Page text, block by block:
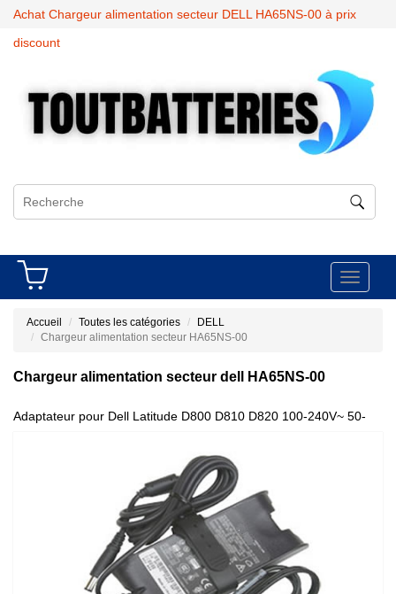
Achat Chargeur alimentation secteur DELL HA65NS-00 à prix
discount
Toggle
Accueil Toutes les catégories
DELL
Chargeur alimentation secteur HA65NS-00
Chargeur alimentation secteur dell HA65NS-00
Adaptateur pour Dell Latitude D800 D810 D820 100-240V~ 50-